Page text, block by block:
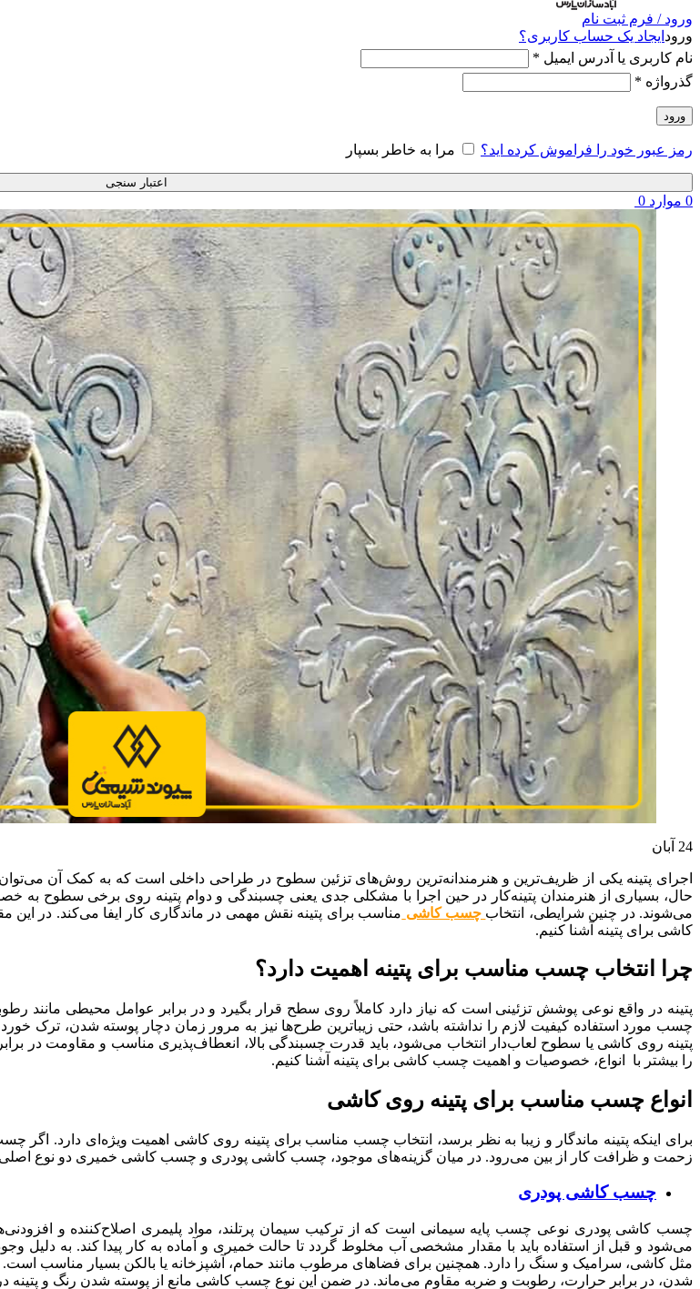
ورود / فرم ثبت نام
ورود ایجاد یک حساب کاربری؟
نام کاربری یا آدرس ایمیل *
گذرواژه *
ورود
رمز عبور خود را فراموش کرده اید؟ مرا به خاطر بسپار
اعتبار سنجی
0 موارد 0
24 آبان
اجرای پتینه یکی از ظریف‌ترین و هنرمندانه‌ترین روش‌های تزئین سطوح در طراحی داخلی است که به کمک آن
حال، بسیاری از هنرمندان پتینه‌کار در حین اجرا با مشکلی جدی یعنی چسبندگی و دوام پتینه روی برخی سطوح
می‌شوند. در چنین شرایطی، انتخاب چسب کاشی مناسب برای پتینه نقش مهمی در ماندگاری کار ایفا می‌کند. در این
کاشی برای پتینه آشنا کنیم.
چرا انتخاب چسب مناسب برای پتینه اهمیت دارد؟
پتینه در واقع نوعی پوشش تزئینی است که نیاز دارد کاملاً روی سطح قرار بگیرد و در برابر عوامل محیطی مانند
چسب مورد استفاده کیفیت لازم را نداشته باشد، حتی زیباترین طرح‌ها نیز به مرور زمان دچار پوسته شدن، ترک
پتینه روی کاشی یا سطوح لعاب‌دار انتخاب می‌شود، باید قدرت چسبندگی بالا، انعطاف‌پذیری مناسب و مقاومت در
را بیشتر با انواع، خصوصیات و اهمیت چسب کاشی برای پتینه آشنا کنیم.
انواع چسب مناسب برای پتینه روی کاشی
برای اینکه پتینه ماندگار و زیبا به نظر برسد، انتخاب چسب مناسب برای پتینه روی کاشی اهمیت ویژه‌ای دارد. اگر
زحمت و ظرافت کار از بین می‌رود. در میان گزینه‌های موجود، چسب کاشی پودری و چسب کاشی خمیری دو نوع اصلی
چسب‌ کاشی پودری
چسب کاشی پودری نوعی چسب پایه سیمانی است که از ترکیب سیمان پرتلند، مواد پلیمری اصلاح‌کننده و
می‌شود و قبل از استفاده باید با مقدار مشخصی آب مخلوط گردد تا حالت خمیری و آماده به کار پیدا کند. به دلیل
مثل کاشی، سرامیک و سنگ را دارد. همچنین برای فضاهای مرطوب مانند حمام، آشپزخانه یا بالکن بسیار مناسب
شدن، در برابر حرارت، رطوبت و ضربه مقاوم می‌ماند. در ضمن این نوع چسب کاشی مانع از پوسته شدن رنگ و